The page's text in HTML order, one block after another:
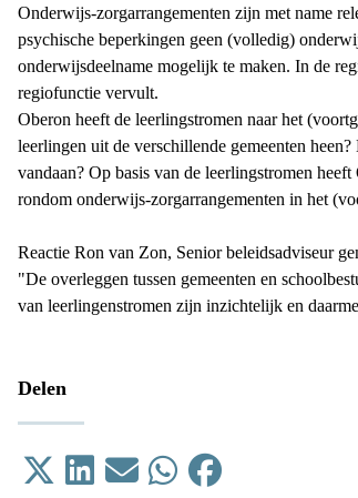
Onderwijs-zorgarrangementen zijn met name
psychische beperkingen geen (volledig)
onderwijsdeelname mogelijk te maken. In de
regiofunctie vervult.
Oberon heeft de leerlingstromen naar het
leerlingen uit de verschillende gemeenten
vandaan? Op basis van de leerlingstromen
rondom onderwijs-zorgarrangementen in het
Reactie Ron van Zon, Senior beleidsadviseur
"De overleggen tussen gemeenten en
van leerlingenstromen zijn inzichtelijk en
Delen
TweetDelen op LinkedIn
EmailDelen op